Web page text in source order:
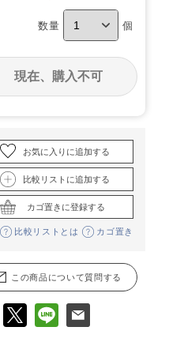
数量 個
現在、購入不可
お気に入りに追加する
比較リストに追加する
カゴ置きに登録する
比較リストとは カゴ置き
この商品について質問する
Facebook LINE